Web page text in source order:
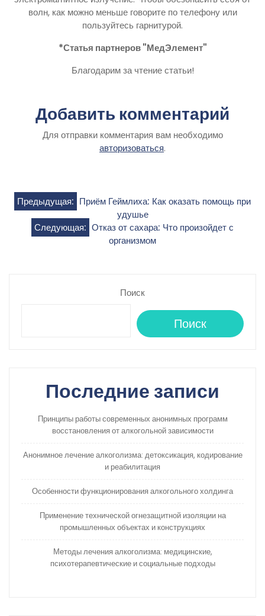
волн, как можно меньше говорите по телефону или
пользуйтесь гарнитурой.
*Статья партнеров "МедЭлемент"
Благодарим за чтение статьи!
Добавить комментарий
Для отправки комментария вам необходимо
авторизоваться.
Навигация
Предыдущая: Приём Геймлиха: Как оказать помощь при
удушье
Следующая: Отказ от сахара: Что произойдет с
организмом
Поиск
Поиск
Последние записи
Принципы работы современных анонимных программ
восстановления от алкогольной зависимости
Анонимное лечение алкоголизма: детоксикация, кодирование
и реабилитация
Особенности функционирования алкогольного холдинга
Применение технической огнезащитной изоляции на
промышленных объектах и конструкциях
Методы лечения алкоголизма: медицинские,
психотерапевтические и социальные подходы